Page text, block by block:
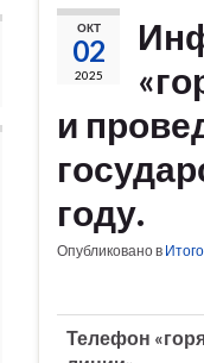
ОКТ
02
2025
и
году.
Опубликовано в
Телефон